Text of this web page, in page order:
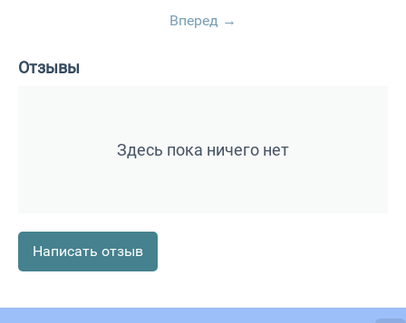
Вперед
Отзывы
Здесь пока ничего нет
Написать отзыв